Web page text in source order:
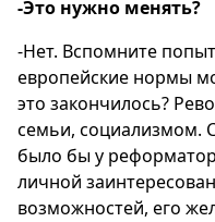
-Это нужно менять?
-Нет. Вспомните
европейские нормы
это закончилось?
семьи, социализмом.
было бы у
личной
возможностей, его